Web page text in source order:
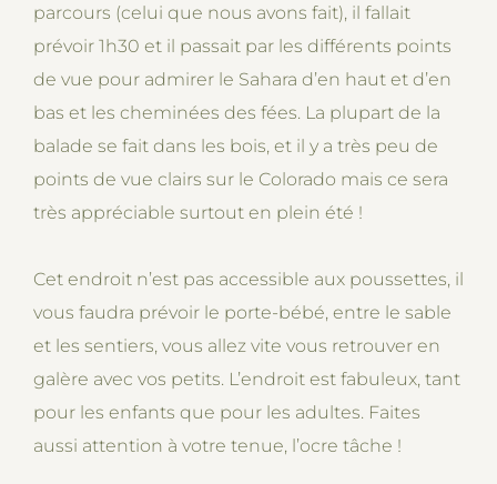
parcours (celui que nous avons fait), il fallait
prévoir 1h30 et il passait par les différents points
de vue pour admirer le Sahara d’en haut et d’en
bas et les cheminées des fées. La plupart de la
balade se fait dans les bois, et il y a très peu de
points de vue clairs sur le Colorado mais ce sera
très appréciable surtout en plein été !
Cet endroit n’est pas accessible aux poussettes, il
vous faudra prévoir le porte-bébé, entre le sable
et les sentiers, vous allez vite vous retrouver en
galère avec vos petits. L’endroit est fabuleux, tant
pour les enfants que pour les adultes. Faites
aussi attention à votre tenue, l’ocre tâche !